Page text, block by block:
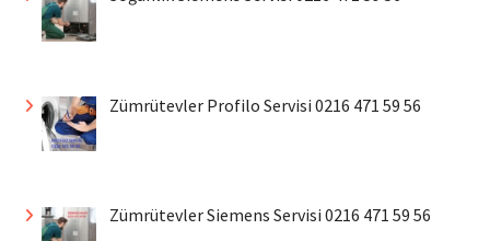
Zümrütevler Profilo Servisi 0216 471 59 56
Zümrütevler Siemens Servisi 0216 471 59 56